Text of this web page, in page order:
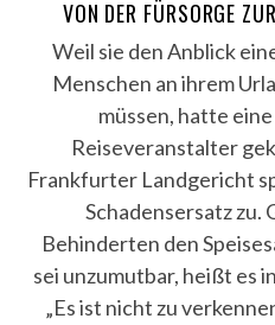
VON DER FÜRSORGE
Weil sie den Anblick
Menschen an ihrem
müssen, hatte
Reiseveranstalter
Frankfurter Landgericht
Schadensersatz zu.
Behinderten den
sei unzumutbar, heißt es
„Es ist nicht zu